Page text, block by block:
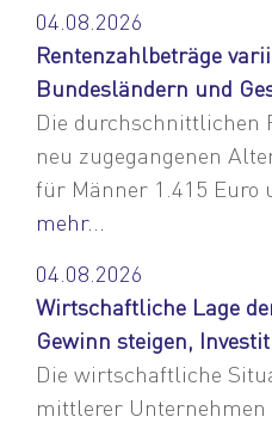
04.08.2026
Rentenzahlbeträge
Bundesländern und
Die durchschnittlichen
neu zugegangenen
für Männer 1.415 Euro
mehr...
04.08.2026
Wirtschaftliche Lage
Gewinn steigen,
Die wirtschaftliche
mittlerer